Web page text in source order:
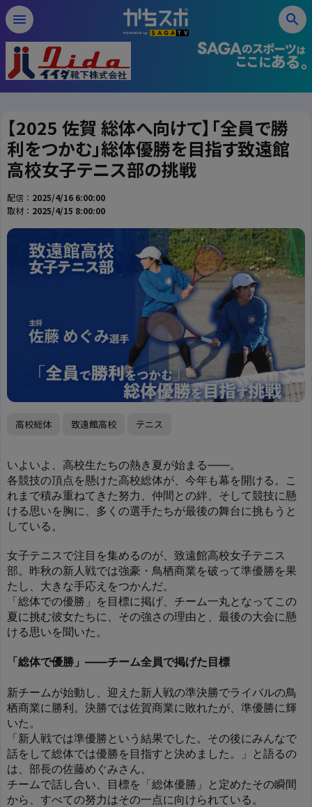
【2025 佐賀 総体へ向けて】「全員で勝
利をつかむ」総体優勝を目指す致遠館
高校女子テニス部の挑戦
配信： 2025/4/16 6:00:00
取材： 2025/4/15 8:00:00
高校総体 致遠館高校 テニス
いよいよ、高校生たちの熱き夏が始まる――。
各競技の頂点を懸けた高校総体が、今年も幕を開ける。こ
れまで積み重ねてきた努力、仲間との絆、そして競技に懸
ける思いを胸に、多くの選手たちが最後の舞台に挑もうと
している。
女子テニスで注目を集めるのが、致遠館高校女子テニス
部。昨秋の新人戦では強豪・鳥栖商業を破って準優勝を果
たし、大きな手応えをつかんだ。
「総体での優勝」を目標に掲げ、チーム一丸となってこの
夏に挑む彼女たちに、その強さの理由と、最後の大会に懸
ける思いを聞いた。
「総体で優勝」――チーム全員で掲げた目標
新チームが始動し、迎えた新人戦の準決勝でライバルの鳥
栖商業に勝利。決勝では佐賀商業に敗れたが、準優勝に輝
いた。
「新人戦では準優勝という結果でした。その後にみんなで
話をして総体では優勝を目指すと決めました。」と語るの
は、部長の佐藤めぐみさん。
チームで話し合い、目標を「総体優勝」と定めたその瞬間
から、すべての努力はその一点に向けられている。